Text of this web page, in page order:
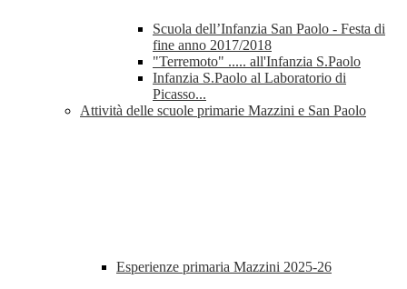
Scuola dell’Infanzia San Paolo - Festa di
fine anno 2017/2018
"Terremoto" ..... all'Infanzia S.Paolo
Infanzia S.Paolo al Laboratorio di
Picasso...
Attività delle scuole primarie Mazzini e San Paolo
Esperienze primaria Mazzini 2025-26